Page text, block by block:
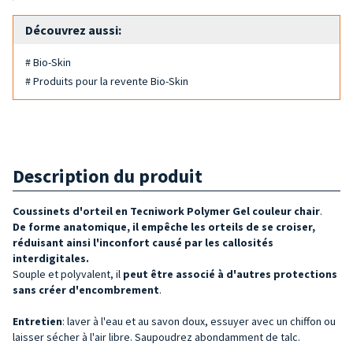
Découvrez aussi:
# Bio-Skin
# Produits pour la revente Bio-Skin
Description du produit
Coussinets d'orteil en Tecniwork Polymer Gel couleur chair.
De forme anatomique, il empêche les orteils de se croiser,
réduisant ainsi l'inconfort causé par les callosités
interdigitales.
Souple et polyvalent, il peut être associé à d'autres protections
sans créer d'encombrement.
Entretien: laver à l'eau et au savon doux, essuyer avec un chiffon ou
laisser sécher à l'air libre. Saupoudrez abondamment de talc.